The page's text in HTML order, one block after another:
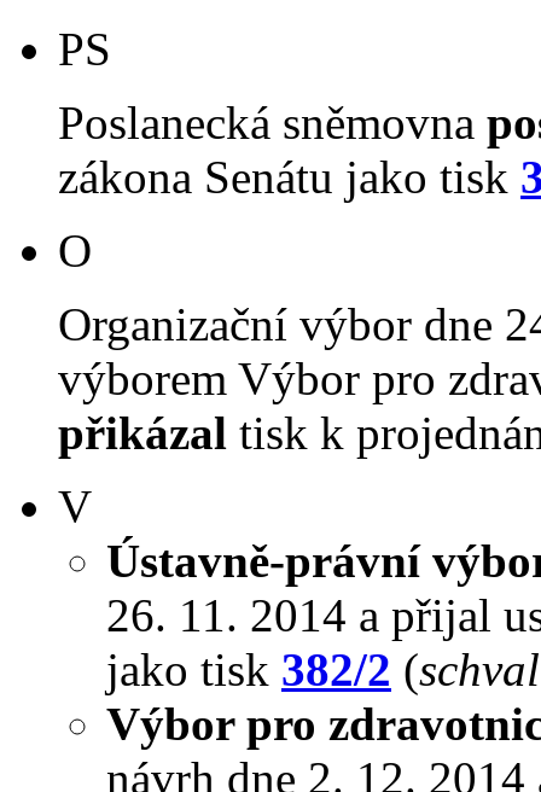
PS
Poslanecká sněmovna
zákona Senátu jako tisk
O
Organizační výbor dne
výborem Výbor pro
přikázal tisk k
V
Ústavně-právní
26. 11. 2014 a přijal
jako tisk 382/2 (
Výbor pro
návrh dne 2. 12.